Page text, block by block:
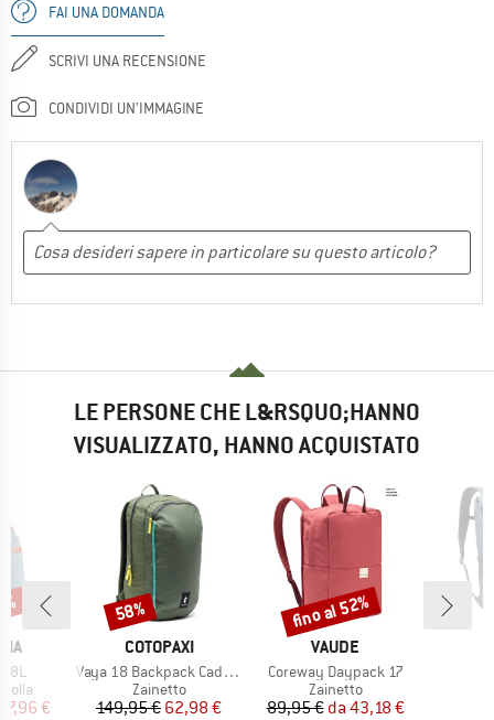
FAI UNA DOMANDA
SCRIVI UNA RECENSIONE
CONDIVIDI UN'IMMAGINE
LE PERSONE CHE L&RSQUO;HANNO
VISUALIZZATO, HANNO ACQUISTATO
8L
ridotto
€
MARCHIO
COTOPAXI
Articolo
Vaya 18 Backpack Cada Dia
Gruppo di prodotti
Zainetto
Prezzo
149,95 €Prezzo ridotto
62,98 €
Sconto
58%
MARCHIO
VAUDE
Articolo
Coreway Daypack 17
Gruppo di prodotti
Zainetto
Prezzo
89,95 € Prezzo ridotto
da 43,18 €
Sconto
fino al 52%